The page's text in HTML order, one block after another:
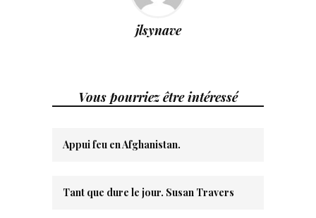
jlsynave
Vous pourriez être intéressé
Appui feu en Afghanistan.
Tant que dure le jour. Susan Travers